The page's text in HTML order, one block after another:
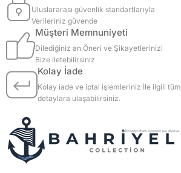
Uluslararası güvenlik standartlarıyla
Verileriniz güvende
Müşteri Memnuniyeti
Dilediğiniz an Öneri ve Şikayetlerinizi
Bize iletebilirsiniz
Kolay İade
Kolay iade ve iptal işlemleriniz İle ilgili tüm
detaylara ulaşabilirsiniz.